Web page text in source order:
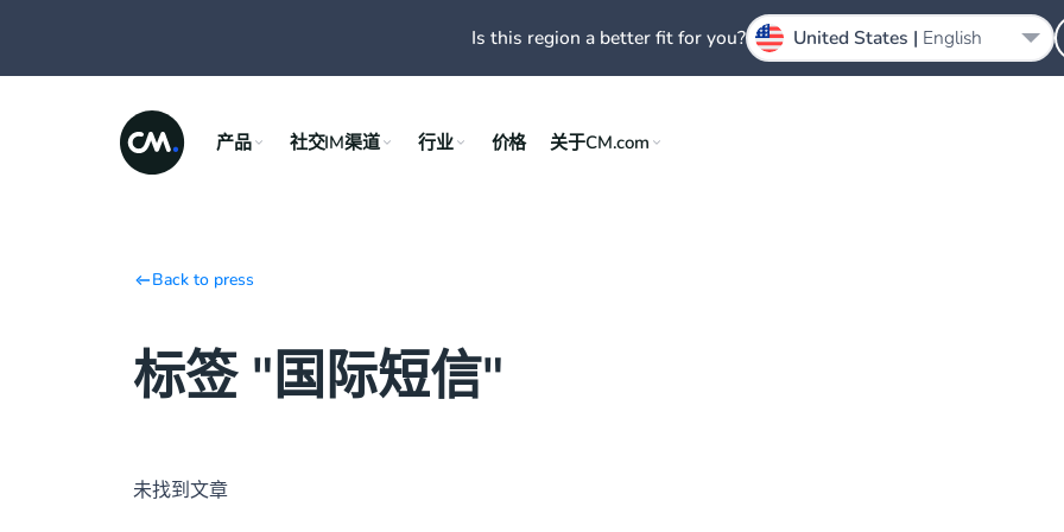
产品 社交IM渠道 行业 价格 关于CM.com
Back to press
标签 "国际短信"
未找到文章
Is this region a better fit for you? United States | English